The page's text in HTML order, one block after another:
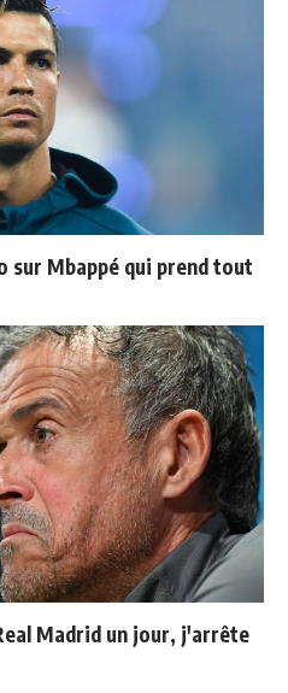
sur Mbappé qui prend tout
Madrid un jour, j'arrête